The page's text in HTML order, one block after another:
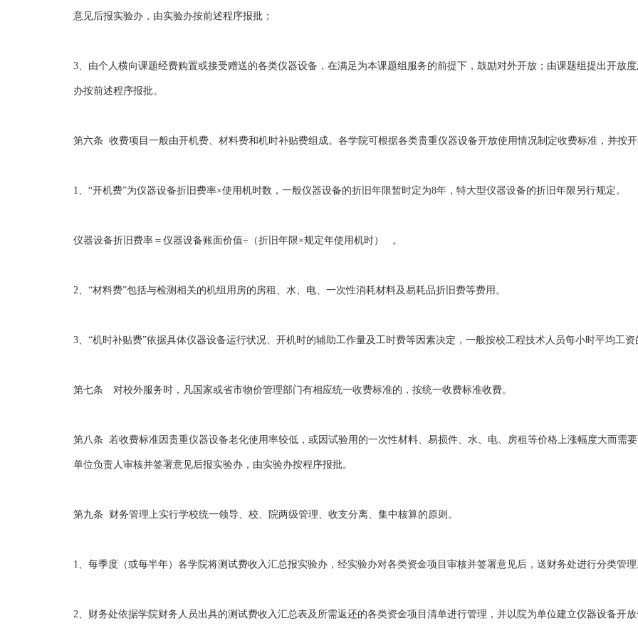
意见后报实验办，由实验办按前述程序报批；
3、由个人横向课题经费购置或接受赠送的各类仪器设备，在满足为本课题组服务的前提下，鼓励对外开放；由课题组提出开放
办按前述程序报批。
第六条 收费项目一般由开机费、材料费和机时补贴费组成。各学院可根据各类贵重仪器设备开放使用情况制定收费标准，并按
1、“开机费”为仪器设备折旧费率×使用机时数，一般仪器设备的折旧年限暂时定为8年，特大型仪器设备的折旧年限另行规定。
仪器设备折旧费率＝仪器设备账面价值÷（折旧年限×规定年使用机时） 。
2、“材料费”包括与检测相关的机组用房的房租、水、电、一次性消耗材料及易耗品折旧费等费用。
3、“机时补贴费”依据具体仪器设备运行状况、开机时的辅助工作量及工时费等因素决定，一般按校工程技术人员每小时平均工
第七条 对校外服务时，凡国家或省市物价管理部门有相应统一收费标准的，按统一收费标准收费。
第八条 若收费标准因贵重仪器设备老化使用率较低，或因试验用的一次性材料、易损件、水、电、房租等价格上涨幅度大而需
单位负责人审核并签署意见后报实验办，由实验办按程序报批。
第九条 财务管理上实行学校统一领导、校、院两级管理、收支分离、集中核算的原则。
1、每季度（或每半年）各学院将测试费收入汇总报实验办，经实验办对各类资金项目审核并签署意见后，送财务处进行分类管
2、财务处依据学院财务人员出具的测试费收入汇总表及所需返还的各类资金项目清单进行管理，并以院为单位建立仪器设备开